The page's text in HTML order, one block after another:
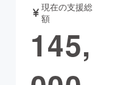
書籍・雑誌
チャレンジ
現在の支援総
額
145,